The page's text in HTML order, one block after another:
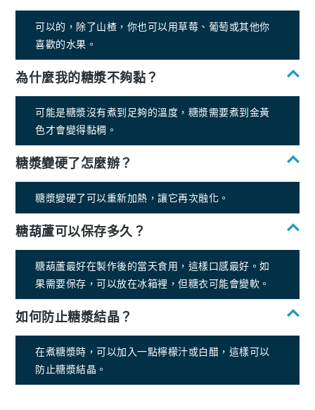
可以的，除了山楂，你也可以用草莓、葡萄或其他你
喜歡的水果。
為什麼我的糖漿不夠黏？
可能是糖漿沒有煮到足夠的溫度，糖漿需要煮到金黃
色才會變得黏稠。
糖漿變硬了怎麼辦？
糖漿變硬了可以重新加熱，讓它再次融化。
糖葫蘆可以保存多久？
糖葫蘆最好在製作後的當天食用，這樣口感最好。如
果需要保存，可以放在冰箱裡，但糖衣可能會變軟。
如何防止糖漿結晶？
在煮糖漿時，可以加入一點檸檬汁或白醋，這樣可以
防止糖漿結晶。